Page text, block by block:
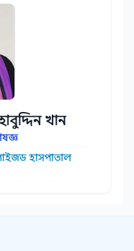
খান
হাসপাতাল